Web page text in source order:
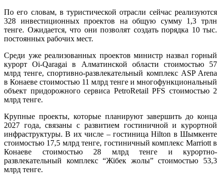
По его словам, в туристической отрасли сейчас реализуются
328 инвестиционных проектов на общую сумму 1,3 трлн
тенге. Ожидается, что они позволят создать порядка 10 тыс.
постоянных рабочих мест.
Среди уже реализованных проектов министр назвал горный
курорт Oi-Qaragai в Алматинской области стоимостью 57
млрд тенге, спортивно-развлекательный комплекс ASP Arena
в Конаеве стоимостью 11 млрд тенге и многофункциональный
объект придорожного сервиса PetroRetail PFS стоимостью 2
млрд тенге.
Крупные проекты, которые планируют завершить до конца
2027 года, связаны с развитием гостиничной и курортной
инфраструктуры. В их числе – гостиница Hilton в Шымкенте
стоимостью 17,5 млрд тенге, гостиничный комплекс Marriott в
Конаеве стоимостью 28 млрд тенге и курортно-
развлекательный комплекс “Жібек жолы” стоимостью 53,3
млрд тенге.